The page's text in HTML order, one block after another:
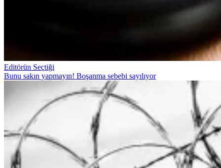
Editörün Seçtiği
Bunu sakın yapmayın! Boşanma sebebi sayılıyor